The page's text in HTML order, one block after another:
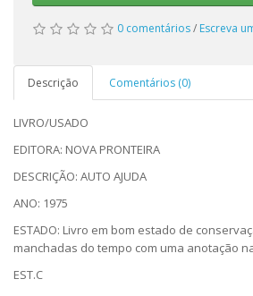
0 comentários/ Escreva
Descrição Comentários (0)
LIVRO/USADO
EDITORA: NOVA PRONTEIRA
DESCRIÇÃO: AUTO AJUDA
ANO: 1975
ESTADO: Livro em bom estado de
manchadas do tempo com uma anotação
EST.C